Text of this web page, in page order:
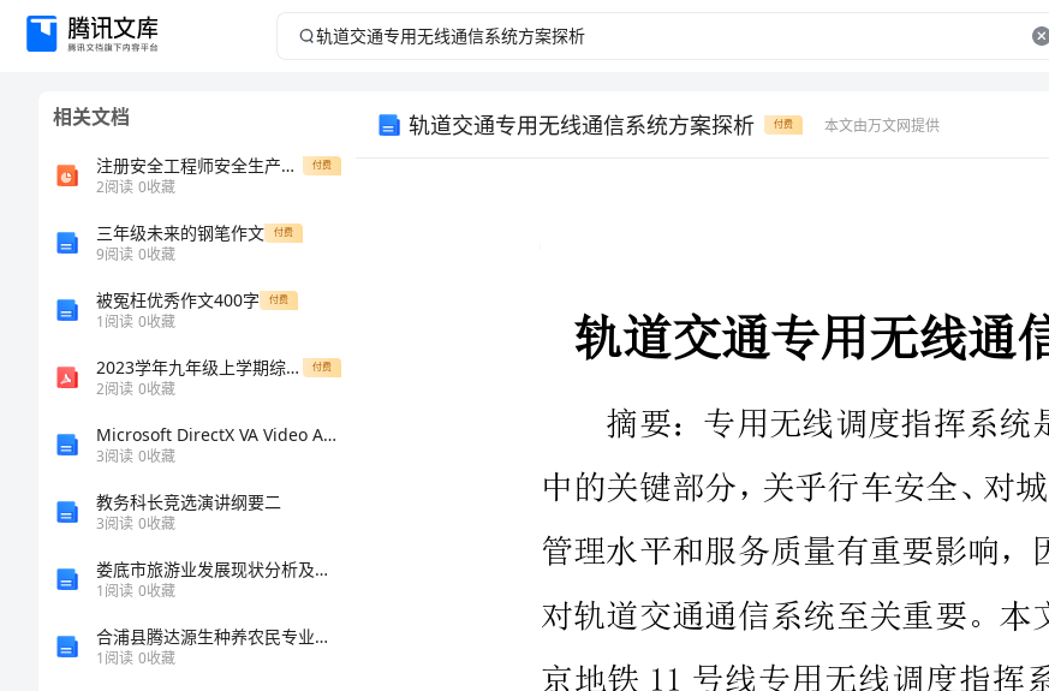
轨
相关文档
注册安全工程师安全生产管理知识考前培训讲义PPT学习教案 付费
2阅读 0收藏
三年级未来的钢笔作文 付费
9阅读 0收藏
被冤枉优秀作文400字 付费
1阅读 0收藏
2023学年九年级上学期综合能力练习数学试题(含答案解析) 付费
2阅读 0收藏
Microsoft DirectX VA Video Acceleration APIDDI：微软DirectX视频加速apiddi
3阅读 0收藏
教务科长竞选演讲纲要二
3阅读 0收藏
娄底市旅游业发展现状分析及对策探讨
1阅读 0收藏
合浦县腾达源生种养农民专业合作社介绍企业发展分析报告
1阅读 0收藏
轨道交通专用无线通信系统方案探析 付费 本文由万文网提供
关键词：轨道交通；无线调度；数字集群；基站